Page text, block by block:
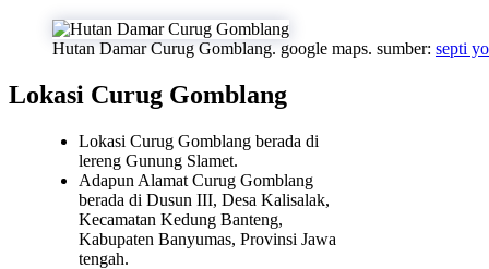
Hutan Damar Curug Gomblang. google maps. sumber: septi
Lokasi Curug Gomblang
Lokasi Curug Gomblang berada di
lereng Gunung Slamet.
Adapun Alamat Curug Gomblang
berada di Dusun III, Desa Kalisalak,
Kecamatan Kedung Banteng,
Kabupaten Banyumas, Provinsi Jawa
tengah.